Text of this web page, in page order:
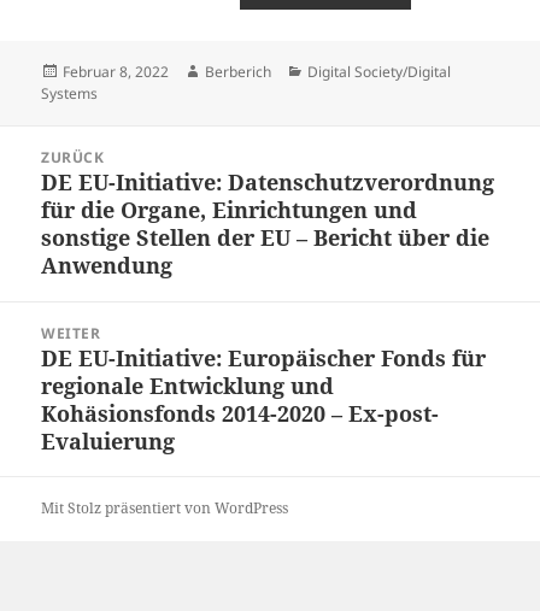
Veröffentlicht
am
Februar 8, 2022 Autor
Berberich Kategorien
Digital Society/Digital
Systems
Navigation
ZURÜCK
Vorheriger
Beitrag:
DE EU-Initiative: Datenschutzverordnung
für die Organe, Einrichtungen und
sonstige Stellen der EU – Bericht über die
Anwendung
WEITER
Nächster
Beitrag:
DE EU-Initiative: Europäischer Fonds für
regionale Entwicklung und
Kohäsionsfonds 2014-2020 – Ex-post-
Evaluierung
Mit Stolz präsentiert von WordPress